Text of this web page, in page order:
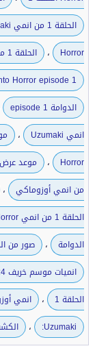
الحلقة 1 من انمي Uzumaki
Horror
، الحلقة 1 من انمي الدوامة
Horror episode 1
الدوامة episode 1
انمي Uzumaki
،
Horror
، موعد عرض الحلقة 1
من انمي أوزوماكي
،
الحلقة 1 من انمي Uzumaki: Spiral into Horror
الدوامة
، صور من الحلقة 1 من
انميات موسم خريف 2024
الحلقة 1
، انمي
Uzumaki: ،